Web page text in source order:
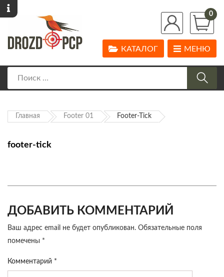
0
МЕНЮ
КАТАЛОГ
Главная Footer 01 Footer-Tick
footer-tick
ДОБАВИТЬ КОММЕНТАРИЙ
Ваш адрес email не будет опубликован. Обязательные поля
помечены *
Комментарий *